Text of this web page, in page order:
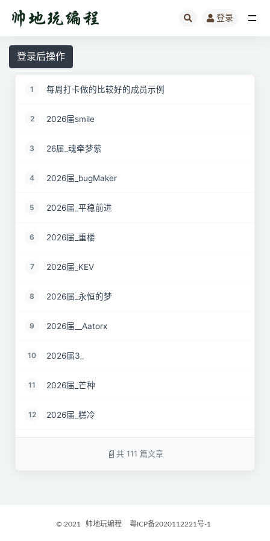
登录
登录后操作
1 每周打卡做的比较好的成员示例
2 2026届smile
3 26届_魂牵梦萦
4 2026届_bugMaker
5 2026届_平稳前进
6 2026届_重楼
7 2026届_KEV
8 2026届_永恒的梦
9 2026届__Aatorx
10 2026届3_
11 2026届_芒种
12 2026届_糕冷
共 111 篇文章
© 2021 帅地玩编程 粤ICP备2020112221号-1